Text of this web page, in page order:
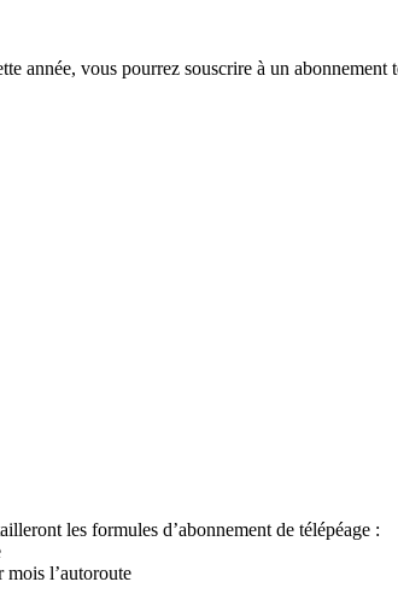
année, vous pourrez souscrire à un
les formules d’abonnement de télépéage :
mois l’autoroute